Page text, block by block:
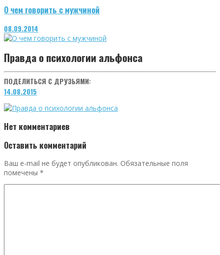
О чем говорить с мужчиной
08.09.2014
Правда о психологии альфонса
ПОДЕЛИТЬСЯ С ДРУЗЬЯМИ:
14.08.2015
Нет комментариев
Оставить комментарий
Ваш e-mail не будет опубликован. Обязательные поля
помечены *